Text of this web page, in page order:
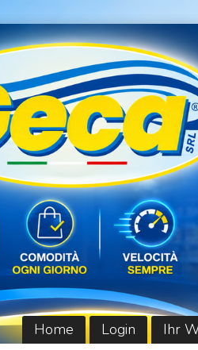
Home Login Ihr